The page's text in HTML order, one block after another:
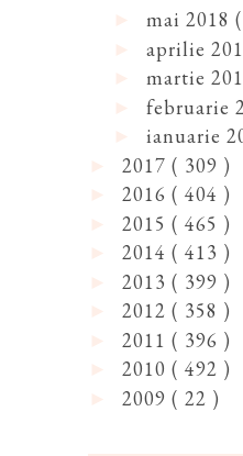
mai 2018
aprilie
martie
februarie
ianuarie
2017 ( 309 )
2016 ( 404 )
2015 ( 465 )
2014 ( 413 )
2013 ( 399 )
2012 ( 358 )
2011 ( 396 )
2010 ( 492 )
2009 ( 22 )